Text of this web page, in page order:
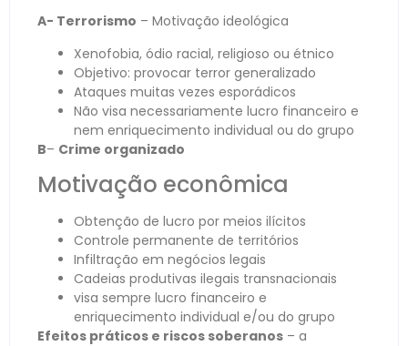
A- Terrorismo – Motivação ideológica
Xenofobia, ódio racial, religioso ou étnico
Objetivo: provocar terror generalizado
Ataques muitas vezes esporádicos
Não visa necessariamente lucro financeiro e
nem enriquecimento individual ou do grupo
B– Crime organizado
Motivação econômica
Obtenção de lucro por meios ilícitos
Controle permanente de territórios
Infiltração em negócios legais
Cadeias produtivas ilegais transnacionais
visa sempre lucro financeiro e
enriquecimento individual e/ou do grupo
Efeitos práticos e riscos soberanos – a